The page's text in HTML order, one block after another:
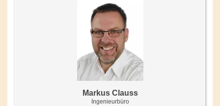
Markus Clauss
Ingenieurbüro